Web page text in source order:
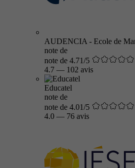
AUDENCIA - Ecole de
note de
note de 4.71/5
4.7 — 102 avis
Educatel
note de
note de 4.01/5
4.0 — 76 avis